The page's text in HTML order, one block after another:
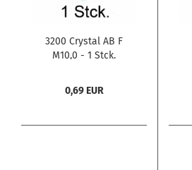
3200 Crystal AB F
M10,0 - 1 Stck.
0,69 EUR